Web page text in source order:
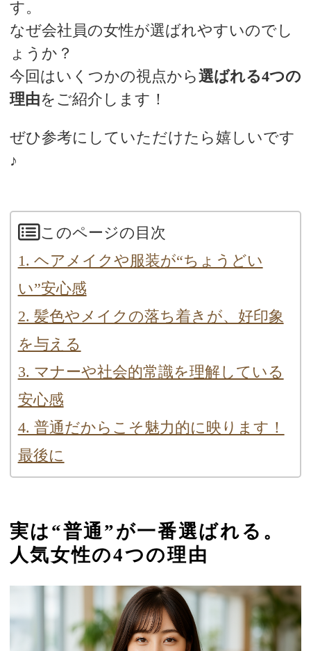
す。
なぜ会社員の女性が選ばれやすいのでし
ょうか？
今回はいくつかの視点から選ばれる4つの
理由をご紹介します！
ぜひ参考にしていただけたら嬉しいです
♪
このページの目次
1. ヘアメイクや服装が“ちょうどい
い”安心感
2. 髪色やメイクの落ち着きが、好印象
を与える
3. マナーや社会的常識を理解している
安心感
4. 普通だからこそ魅力的に映ります！
最後に
実は“普通”が一番選ばれる。
人気女性の4つの理由